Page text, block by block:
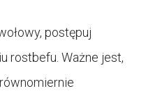
postępuj
rostbefu. Ważne jest,